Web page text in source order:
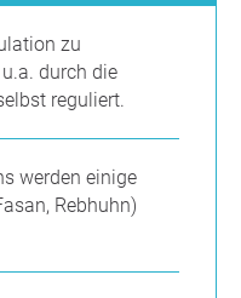
zu
durch die
reguliert.
werden einige
Rebhuhn)